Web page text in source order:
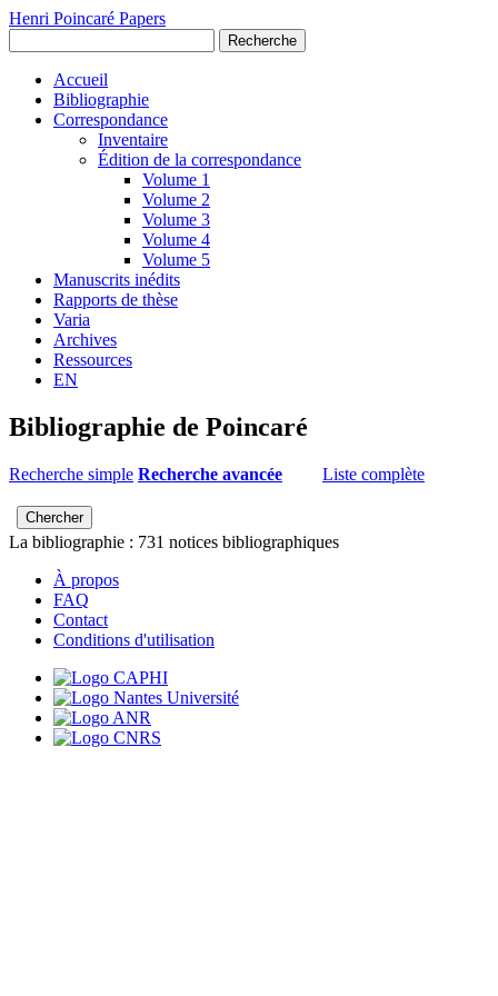
Henri Poincaré Papers
Recherche
Accueil
Bibliographie
Correspondance
Inventaire
Édition de la correspondance
Volume 1
Volume 2
Volume 3
Volume 4
Volume 5
Manuscrits inédits
Rapports de thèse
Varia
Archives
Ressources
EN
Bibliographie de Poincaré
Recherche simple Recherche avancée Liste complète
La bibliographie : 731 notices bibliographiques
À propos
FAQ
Contact
Conditions d'utilisation